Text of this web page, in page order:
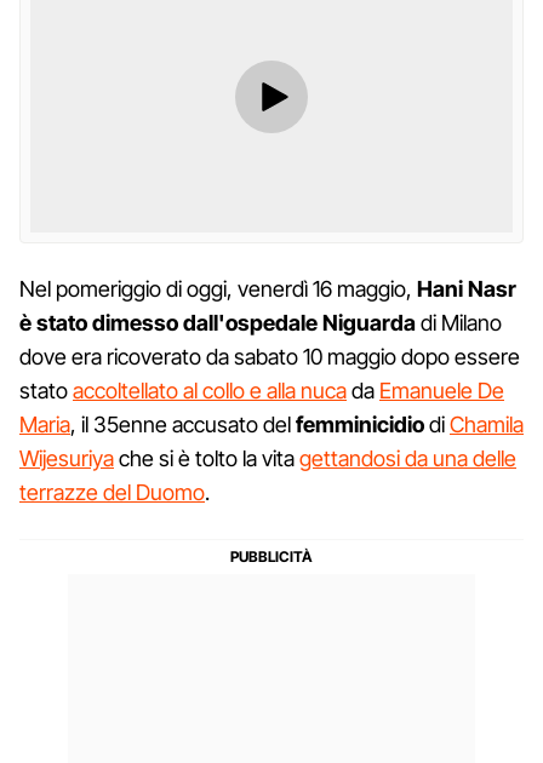
Nel pomeriggio di oggi, venerdì 16 maggio, Hani Nasr
è stato dimesso dall'ospedale Niguardadi Milano
dove era ricoverato da sabato 10 maggio dopo essere
statoaccoltellato al collo e alla nucada Emanuele De
Maria, il 35enne accusato delfemminicidiodiChamila
Wijesuriyache si è tolto la vitagettandosi da una delle
terrazze del Duomo.